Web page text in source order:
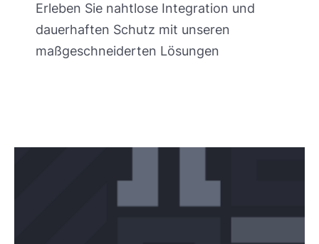
Erleben Sie nahtlose Integration und
dauerhaften Schutz mit unseren
maßgeschneiderten Lösungen